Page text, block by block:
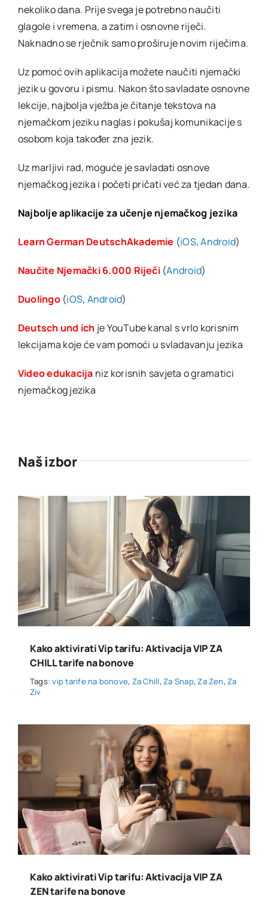
nekoliko dana. Prije svega je potrebno naučiti
glagole i vremena, a zatim i osnovne riječi.
Naknadno se rječnik samo proširuje novim riječima.
Uz pomoć ovih aplikacija možete naučiti njemački
jezik u govoru i pismu. Nakon što savladate osnovne
lekcije, najbolja vježba je čitanje tekstova na
njemačkom jeziku naglas i pokušaj komunikacije s
osobom koja također zna jezik.
Uz marljivi rad, moguće je savladati osnove
njemačkog jezika i početi pričati već za tjedan dana.
Najbolje aplikacije za učenje njemačkog jezika
Learn German DeutschAkademie (iOS,Android)
Naučite Njemački 6.000 Riječi(Android)
Duolingo(iOS, Android)
Deutsch und ich je YouTube kanal s vrlo korisnim
lekcijama koje će vam pomoći u svladavanju jezika
Video edukacija niz korisnih savjeta o gramatici
njemačkog jezika
Naš izbor
Kako aktivirati Vip tarifu: Aktivacija VIP ZA
CHILL tarife na bonove
Tags:vip tarife na bonove, Za Chill,Za Snap,Za Zen,Za
Ziv
Kako aktivirati Vip tarifu: Aktivacija VIP ZA
ZEN tarife na bonove